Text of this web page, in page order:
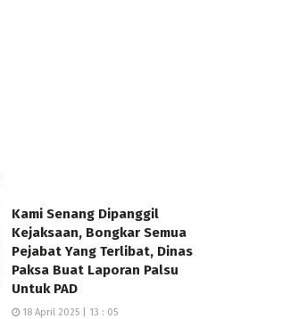
Kami Senang Dipanggil
Kejaksaan, Bongkar Semua
Pejabat Yang Terlibat, Dinas
Paksa Buat Laporan Palsu
Untuk PAD
18 April 2025 | 13 : 05